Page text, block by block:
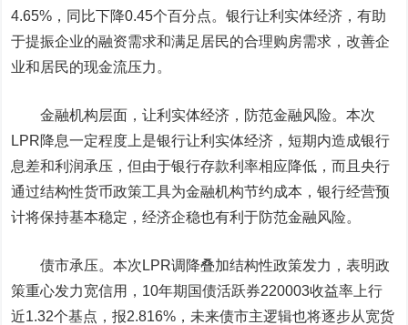
4.65%，同比下降0.45个百分点。银行让利实体经济，有助
于提振企业的融资需求和满足居民的合理购房需求，改善企
业和居民的现金流压力。
金融机构层面，让利实体经济，防范金融风险。本次
LPR降息一定程度上是银行让利实体经济，短期内造成银行
息差和利润承压，但由于银行存款利率相应降低，而且央行
通过结构性货币政策工具为金融机构节约成本，银行经营预
计将保持基本稳定，经济企稳也有利于防范金融风险。
债市承压。本次LPR调降叠加结构性政策发力，表明政
策重心发力宽信用，10年期国债活跃券220003收益率上行
近1.32个基点，报2.816%，未来债市主逻辑也将逐步从宽货